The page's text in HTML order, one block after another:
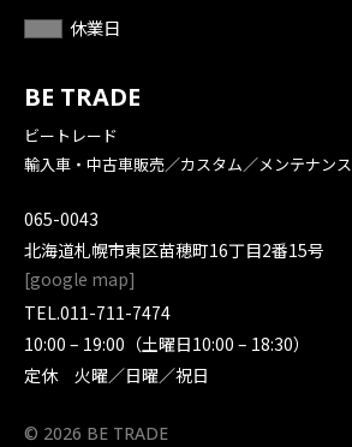
BE TRADE
ビートレード
輸入車・中古車販売／カスタム／メンテナンス
065-0043
北海道札幌市東区苗穂町16丁目2番15号
[google map]
TEL.011-711-7474
10:00 – 19:00（土曜日10:00 – 18:30）
定休 火曜／日曜／祝日
休業日
© 2026 BE TRADE